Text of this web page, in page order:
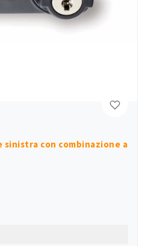
con combinazione a